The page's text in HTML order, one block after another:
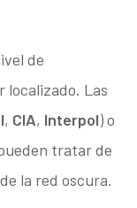
de
localizado. Las
, CIA, Interpol) o
tratar de
la red oscura.